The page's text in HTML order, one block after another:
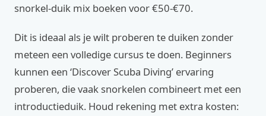
snorkel-duik mix boeken voor €50-€70.
Dit is ideaal als je wilt proberen te duiken zonder
meteen een volledige cursus te doen. Beginners
kunnen een ‘Discover Scuba Diving’ ervaring
proberen, die vaak snorkelen combineert met een
introductieduik. Houd rekening met extra kosten: